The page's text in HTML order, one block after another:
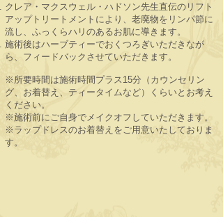
クレア・マクスウェル・ハドソン先生直伝のリフト
アップトリートメントにより、老廃物をリンパ節に
流し、ふっくらハリのあるお肌に導きます。
施術後はハーブティーでおくつろぎいただきなが
ら、フィードバックさせていただきます。
※所要時間は施術時間プラス15分（カウンセリン
グ、お着替え、ティータイムなど）くらいとお考え
ください。
※施術前にご自身でメイクオフしていただきます。
※ラップドレスのお着替えをご用意いたしておりま
す。